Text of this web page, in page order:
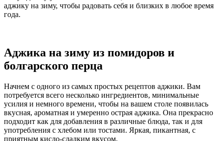
аджику на зиму, чтобы радовать себя и близких в любое время
года.
Аджика на зиму из помидоров и
болгарского перца
Начнем с одного из самых простых рецептов аджики. Вам
потребуется всего несколько ингредиентов, минимальные
усилия и немного времени, чтобы на вашем столе появилась
вкусная, ароматная и умеренно острая аджика. Она прекрасно
подходит как для добавления в различные блюда, так и для
употребления с хлебом или тостами. Яркая, пикантная, с
приятным кисло-сладким вкусом.